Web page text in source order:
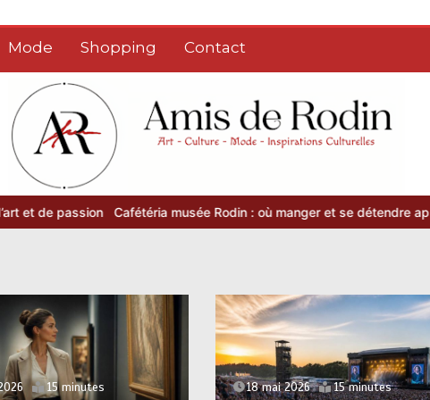
Mode Shopping Contact
Cafétéria musée Rodin : où manger et se détendre après la visite
15 minutes 18 mai 2026 15 minutes